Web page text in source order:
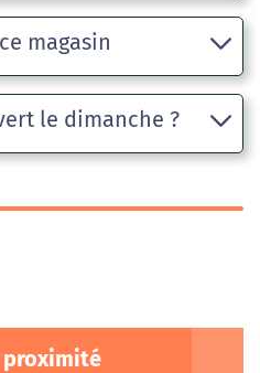
magasin
le dimanche ?
proximité